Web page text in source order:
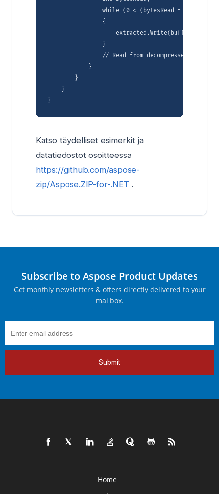
while (0 < (bytesRead =
                {
extracted.Write(buffer, 0,
                }
// Read from decompressed stream
            }
        }
    }
Katso täydelliset esimerkit ja
datatiedostot osoitteessa
https://github.com/aspose-
zip/Aspose.ZIP-for-.NET .
Subscribe to Aspose Product Updates
Get monthly newsletters & offers directly delivered to your
mailbox.
Submit
Home